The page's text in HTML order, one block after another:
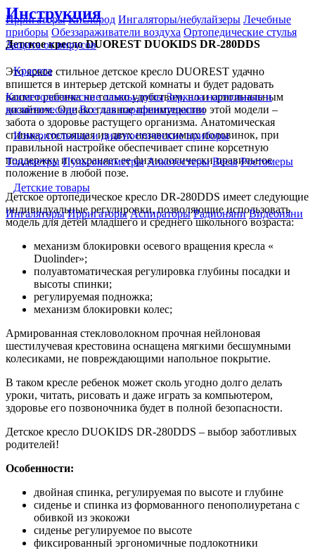
Ирригаторы Кислород Ингаляторы/небулайзеры Лечебные
приборы Обеззараживатели воздуха Ортопедические стулья
Защита от вирусов
Красота
Косметологические лампы-лупы Зеркала настольные и
косметические Все для парафинотерапии
Измерительные и диагностические приборы
Тонометры Пульсоксиметры Алкотестеры Весы Ростомеры
Детские товары
Ингаляторы Ирригаторы Аспираторы Радионяни Видеоняни
Инструкция
Детское кресло DUOREST DUOKIDS DR-280DDS
Это яркое стильное детское кресло DUOREST удачно
впишется в интерьер детской комнаты и будет радовать
вашего ребенка не только удобством, но и оригинальным
дизайном. Однако главное преимущество этой модели –
забота о здоровье растущего организма. Анатомическая
спинка, состоящая из двух независимых половинок, при
правильной настройке обеспечивает спине корсетную
поддержку и сохраняет ее физиологически правильное
положение в любой позе.
Детское ортопедическое кресло DR-280DDS имеет следующие
индивидуальные регулировки, позволяющие использовать
модель для детей младшего и среднего школьного возраста:
механизм блокировки осевого вращения кресла «
Duolinder»;
полуавтоматическая регулировка глубины посадки и
высоты спинки;
регулируемая подножка;
механизм блокировки колес;
Армированная стекловолокном прочная нейлоновая
шестилучевая крестовина оснащена мягкими бесшумными
колесиками, не повреждающими напольное покрытие.
В таком кресле ребенок может сколь угодно долго делать
уроки, читать, рисовать и даже играть за компьютером,
здоровье его позвоночника будет в полной безопасности.
Детское кресло DUOKIDS DR-280DDS – выбор заботливых
родителей!
Особенности:
двойная спинка, регулируемая по высоте и глубине
сиденье и спинка из формованного пенополиуретана с
обивкой из экокожи
сиденье регулируемое по высоте
фиксированный эргономичные подлокотники